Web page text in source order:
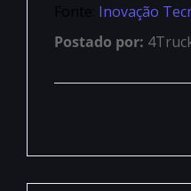
Fonte: Inovação
Postado por: